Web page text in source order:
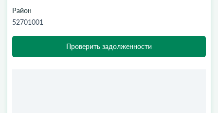
Район
52701001
Проверить задолженности